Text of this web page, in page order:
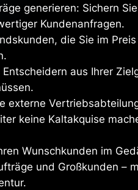
generieren: Sichern
Kundenanfragen.
die Sie im
aus Ihrer
externe
keine Kaltakquise
Wunschkunden im
und Großkunden –